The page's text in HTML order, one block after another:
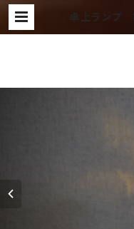
卓上ランプ